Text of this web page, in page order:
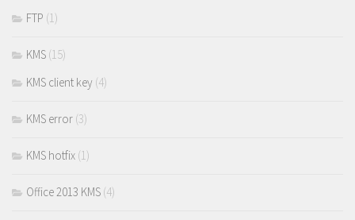
FTP (1)
KMS (15)
KMS client key (4)
KMS error (3)
KMS hotfix (1)
Office 2013 KMS (4)